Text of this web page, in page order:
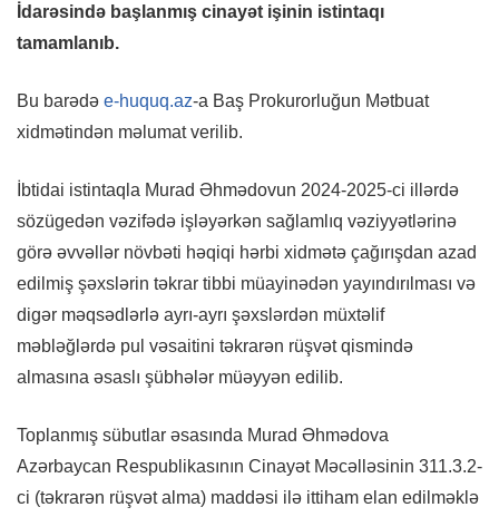
İdarəsində başlanmış cinayət işinin istintaqı
tamamlanıb.
Bu barədə e-huquq.az-a Baş Prokurorluğun Mətbuat
xidmətindən məlumat verilib.
İbtidai istintaqla Murad Əhmədovun 2024-2025-ci illərdə
sözügedən vəzifədə işləyərkən sağlamlıq vəziyyətlərinə
görə əvvəllər növbəti həqiqi hərbi xidmətə çağırışdan azad
edilmiş şəxslərin təkrar tibbi müayinədən yayındırılması və
digər məqsədlərlə ayrı-ayrı şəxslərdən müxtəlif
məbləğlərdə pul vəsaitini təkrarən rüşvət qismində
almasına əsaslı şübhələr müəyyən edilib.
Toplanmış sübutlar əsasında Murad Əhmədova
Azərbaycan Respublikasının Cinayət Məcəlləsinin 311.3.2-
ci (təkrarən rüşvət alma) maddəsi ilə ittiham elan edilməklə